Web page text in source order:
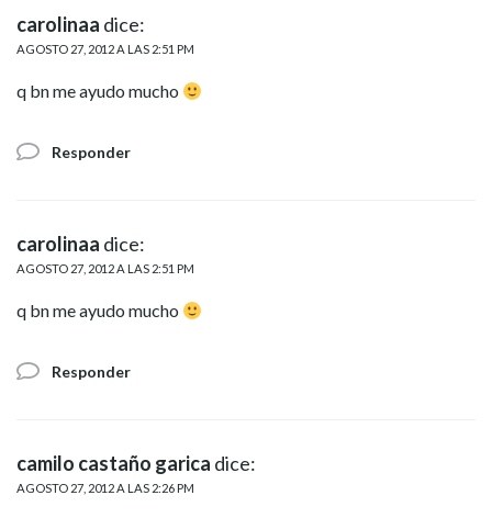
carolinaa dice:
AGOSTO 27, 2012 A LAS 2:51 PM
q bn me ayudo mucho
Responder
carolinaa dice:
AGOSTO 27, 2012 A LAS 2:51 PM
q bn me ayudo mucho
Responder
camilo castaño garica dice:
AGOSTO 27, 2012 A LAS 2:26 PM